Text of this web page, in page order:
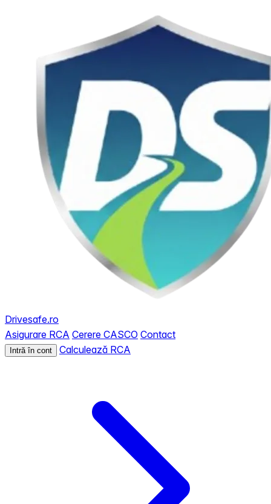
Drivesafe.ro
Asigurare RCA Cerere CASCO Contact
Intră în cont Calculează RCA